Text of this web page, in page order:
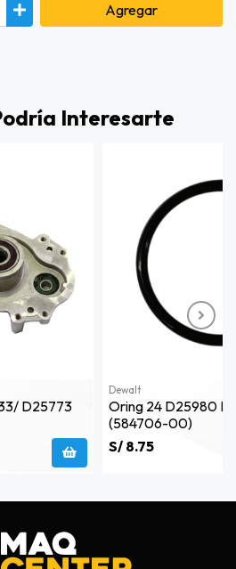
Agregar
Interesarte
D25773
Dewalt
Oring 24 D25980 Dewalt -
(584706-00)
S/ 8.75